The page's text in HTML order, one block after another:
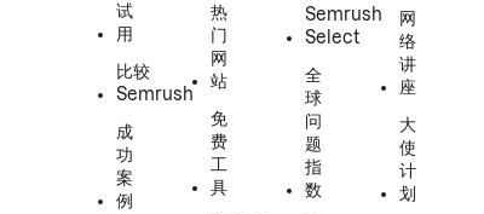
试
用
比较
Semrush
成
功
案
例
热
门
网
站
免
费
工
具
Semrush
Select
全
球
问
题
指
数
网
络
讲
座
大
使
计
划